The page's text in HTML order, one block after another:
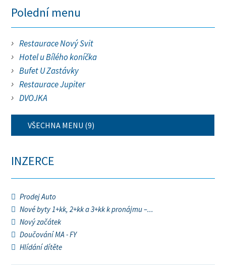
Polední menu
Restaurace Nový Svit
Hotel u Bílého koníčka
Bufet U Zastávky
Restaurace Jupiter
DVOJKA
VŠECHNA MENU (9)
INZERCE
Prodej Auto
Nové byty 1+kk, 2+kk a 3+kk k pronájmu –...
Nový začátek
Doučování MA - FY
Hlídání dítěte